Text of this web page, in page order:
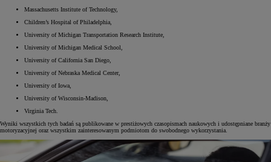
Massachusetts Institute of Technology,
Children’s Hospital of Philadelphia,
University of Michigan Transportation Research Institute,
University of Michigan Medical School,
University of California San Diego,
University of Nebraska Medical Center,
University of Iowa,
University of Wisconsin-Madison,
Virginia Tech.
Wyniki wszystkich tych badań są publikowane w prestiżowych czasopismach naukowych i udostępniane branży
motoryzacyjnej oraz wszystkim zainteresowanym podmiotom do swobodnego wykorzystania.